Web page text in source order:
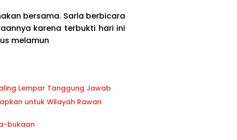
bersama. Sarla berbicara
karena terbukti hari ini
melamun
Lempar Tanggung Jawab
untuk Wilayah Rawan
bukaan